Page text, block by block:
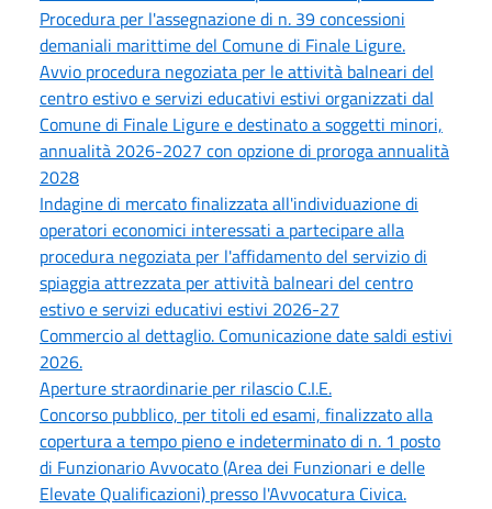
Procedura per l'assegnazione di n. 39 concessioni
demaniali marittime del Comune di Finale Ligure.
Avvio procedura negoziata per le attività balneari del
centro estivo e servizi educativi estivi organizzati dal
Comune di Finale Ligure e destinato a soggetti minori,
annualità 2026-2027 con opzione di proroga annualità
2028
Indagine di mercato finalizzata all'individuazione di
operatori economici interessati a partecipare alla
procedura negoziata per l'affidamento del servizio di
spiaggia attrezzata per attività balneari del centro
estivo e servizi educativi estivi 2026-27
Commercio al dettaglio. Comunicazione date saldi estivi
2026.
Aperture straordinarie per rilascio C.I.E.
Concorso pubblico, per titoli ed esami, finalizzato alla
copertura a tempo pieno e indeterminato di n. 1 posto
di Funzionario Avvocato (Area dei Funzionari e delle
Elevate Qualificazioni) presso l'Avvocatura Civica.